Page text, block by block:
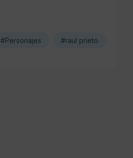
#Personajes #raul prieto